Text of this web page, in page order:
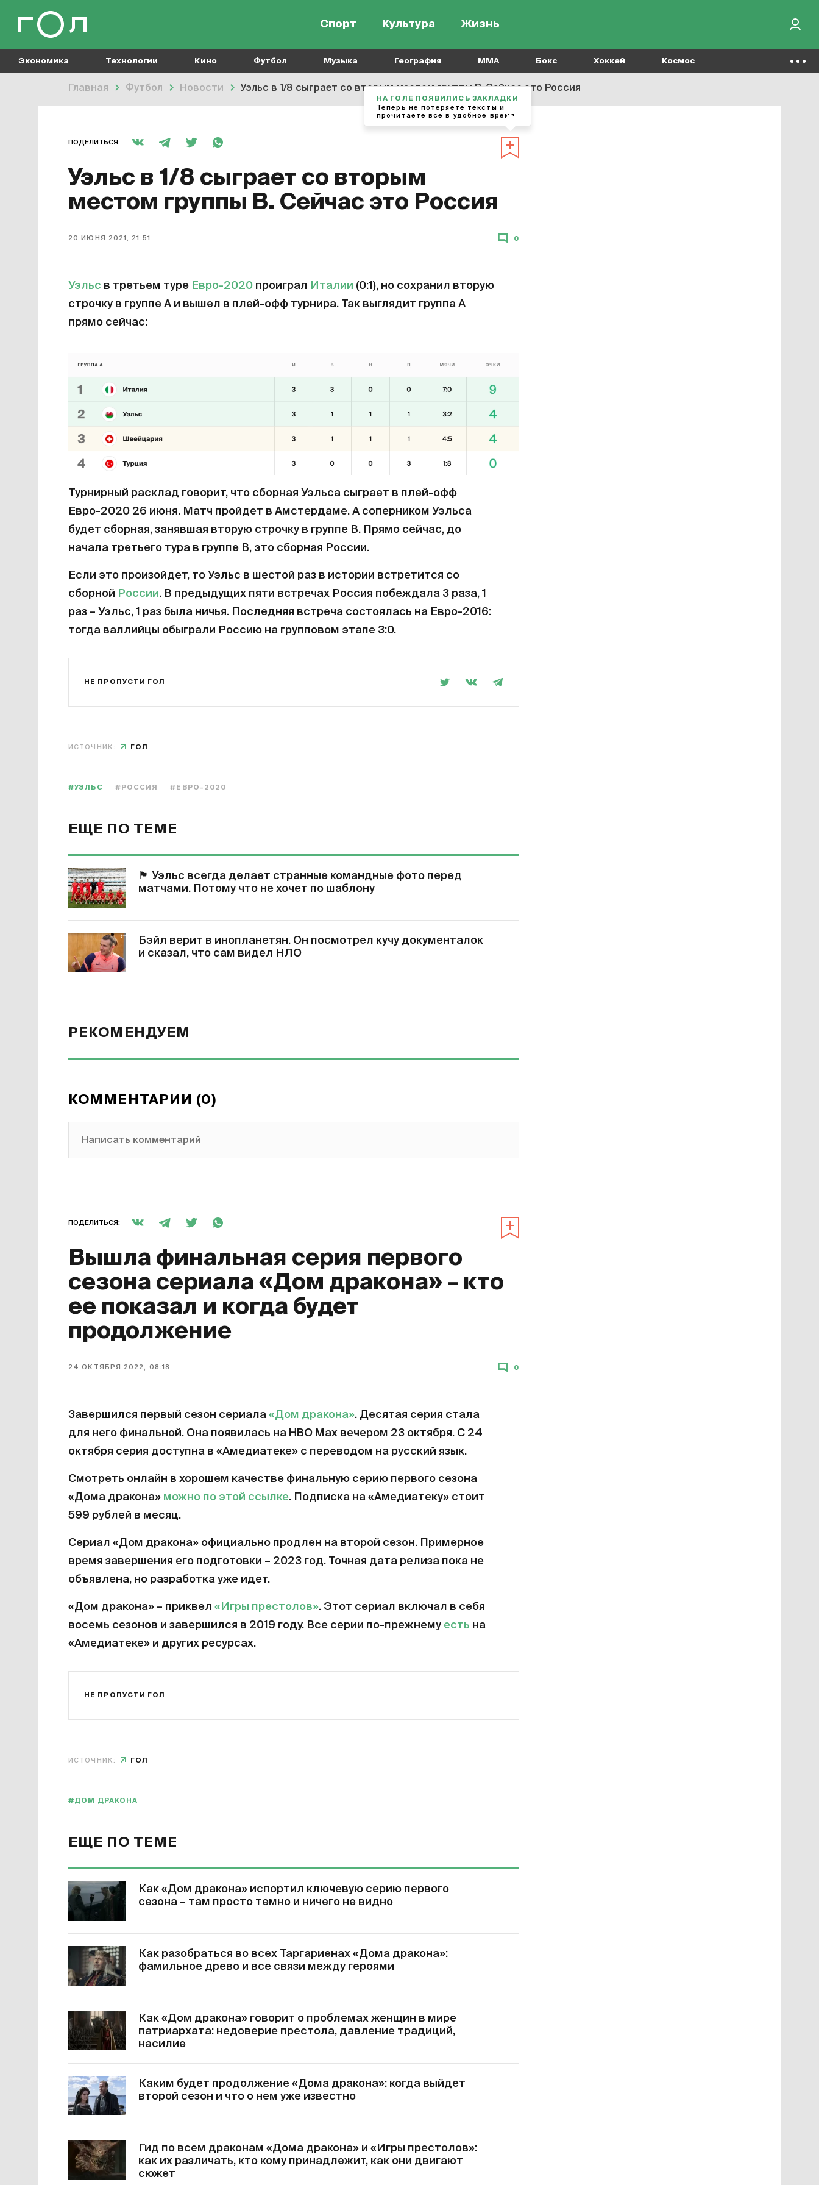
Спорт Культура Жизнь
Экономика Технологии Кино Футбол Музыка География MMA Бокс Хоккей Космос
Главная Футбол Новости Уэльс в 1/8 сыграет со вторым местом группы B. Сейчас это Россия
ПОДЕЛИТЬСЯ:
Уэльс в 1/8 сыграет со вторым
местом группы B. Сейчас это Россия
20 ИЮНЯ 2021, 21:51 0
Уэльс в третьем туре Евро-2020 проиграл Италии (0:1), но сохранил вторую
строчку в группе А и вышел в плей-офф турнира. Так выглядит группа А
прямо сейчас:
Турнирный расклад говорит, что сборная Уэльса сыграет в плей-офф
Евро-2020 26 июня. Матч пройдет в Амстердаме. А соперником Уэльса
будет сборная, занявшая вторую строчку в группе В. Прямо сейчас, до
начала третьего тура в группе В, это сборная России.
Если это произойдет, то Уэльс в шестой раз в истории встретится со
сборной России. В предыдущих пяти встречах Россия побеждала 3 раза, 1
раз – Уэльс, 1 раз была ничья. Последняя встреча состоялась на Евро-2016:
тогда валлийцы обыграли Россию на групповом этапе 3:0.
НЕ ПРОПУСТИ ГОЛ
ИСТОЧНИК: ГОЛ
#УЭЛЬС #РОССИЯ #ЕВРО-2020
ЕЩЕ ПО ТЕМЕ
🏴󠁧󠁢󠁷󠁬󠁳󠁿 Уэльс всегда делает странные командные фото перед
матчами. Потому что не хочет по шаблону
Бэйл верит в инопланетян. Он посмотрел кучу документалок
и сказал, что сам видел НЛО
РЕКОМЕНДУЕМ
КОММЕНТАРИИ (0)
Написать комментарий
ПОДЕЛИТЬСЯ:
Вышла финальная серия первого
сезона сериала «Дом дракона» – кто
ее показал и когда будет
продолжение
24 ОКТЯБРЯ 2022, 08:18 0
Завершился первый сезон сериала «Дом дракона». Десятая серия стала
для него финальной. Она появилась на HBO Max вечером 23 октября. С 24
октября серия доступна в «Амедиатеке» с переводом на русский язык.
Смотреть онлайн в хорошем качестве финальную серию первого сезона
«Дома дракона» можно по этой ссылке. Подписка на «Амедиатеку» стоит
599 рублей в месяц.
Сериал «Дом дракона» официально продлен на второй сезон. Примерное
время завершения его подготовки – 2023 год. Точная дата релиза пока не
объявлена, но разработка уже идет.
«Дом дракона» – приквел «Игры престолов». Этот сериал включал в себя
восемь сезонов и завершился в 2019 году. Все серии по-прежнему есть на
«Амедиатеке» и других ресурсах.
НЕ ПРОПУСТИ ГОЛ
ИСТОЧНИК: ГОЛ
#ДОМ ДРАКОНА
ЕЩЕ ПО ТЕМЕ
Как «Дом дракона» испортил ключевую серию первого
сезона – там просто темно и ничего не видно
Как разобраться во всех Таргариенах «Дома дракона»:
фамильное древо и все связи между героями
Как «Дом дракона» говорит о проблемах женщин в мире
патриархата: недоверие престола, давление традиций,
насилие
Каким будет продолжение «Дома дракона»: когда выйдет
второй сезон и что о нем уже известно
Гид по всем драконам «Дома дракона» и «Игры престолов»:
как их различать, кто кому принадлежит, как они двигают
сюжет
НА ГОЛЕ ПОЯВИЛИСЬ ЗАКЛАДКИ
Теперь не потеряете тексты и
прочитаете все в удобное время